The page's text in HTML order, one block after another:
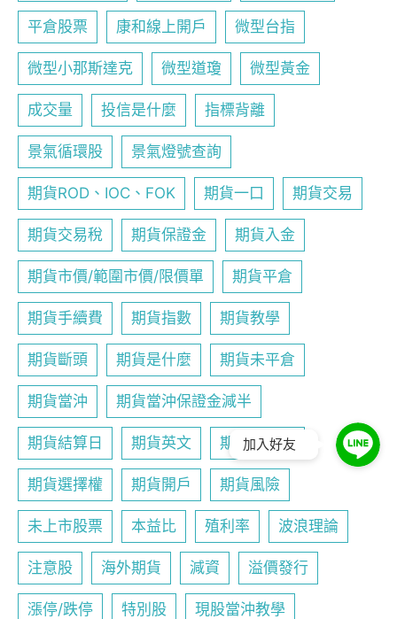
平倉股票 康和線上開戶 微型台指
微型小那斯達克 微型道瓊 微型黃金
成交量 投信是什麼 指標背離
景氣循環股 景氣燈號查詢
期貨ROD、IOC、FOK 期貨一口 期貨交易
期貨交易稅 期貨保證金 期貨入金
期貨市價/範圍市價/限價單 期貨平倉
期貨手續費 期貨指數 期貨教學
期貨斷頭 期貨是什麼 期貨未平倉
期貨當沖 期貨當沖保證金減半
期貨結算日 期貨英文 期貨行事曆
期貨選擇權 期貨開戶 期貨風險
未上市股票 本益比 殖利率 波浪理論
注意股 海外期貨 減資 溢價發行
漲停/跌停 特別股 現股當沖教學
加入好友